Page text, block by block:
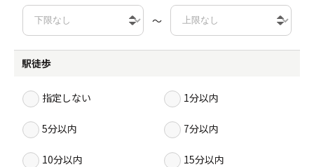
～
駅徒歩
指定しない 1分以内
5分以内 7分以内
10分以内 15分以内